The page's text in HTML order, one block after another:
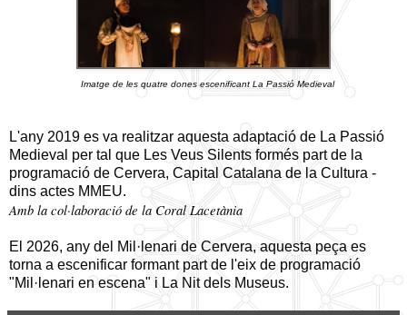
Imatge de les quatre dones escenificant La Passió Medieval
L'any 2019 es va realitzar aquesta adaptació de La Passió
Medieval per tal que Les Veus Silents formés part de la
programació de Cervera, Capital Catalana de la Cultura -
dins actes MMEU.
Amb la col·laboració de la Coral Lacetània
El 2026, any del Mil·lenari de Cervera, aquesta peça es
torna a escenificar formant part de l'eix de programació
"Mil·lenari en escena" i La Nit dels Museus.